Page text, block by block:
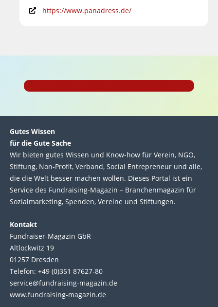
https://www.panadress.de/
Gutes Wissen
für die Gute Sache
Wir bie­ten gutes Wis­sen und Know-how für Ver­ein, NGO,
Stif­tung, Non-Profit, Ver­band, Social Entre­pre­neur und alle,
die die Welt bes­ser machen wol­len. Die­ses Por­tal ist ein
Service des Fund­raising-Magazin – Bran­chen­magazin für
Sozial­marke­ting, Spen­den, Ver­eine und Stif­tun­gen.
Kontakt
Fundraiser-Magazin GbR
Altlockwitz 19
01257 Dresden
Telefon: +49 (0)351 87627-80
service@fundraising-magazin.de
www.fundraising-magazin.de